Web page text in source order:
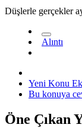
Düşlerle gerçekler
Alıntı
Yeni Konu
Bu konuya
Öne Çıkan